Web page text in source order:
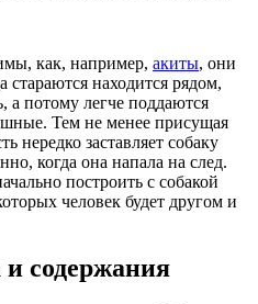
как, например, акиты, они
стараются находится рядом,
а потому легче поддаются
Тем не менее присущая
нередко заставляет собаку
когда она напала на след.
построить с собакой
человек будет другом и
и содержания